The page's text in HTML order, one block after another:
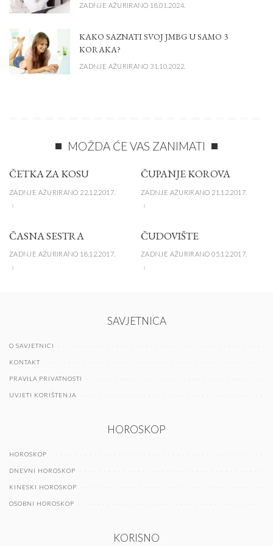
ZADNJE AŽURIRANO 18.01.2024.
KAKO SAZNATI SVOJ JMBG U SAMO 3
KORAKA?
ZADNJE AŽURIRANO 31.10.2022.
MOŽDA ĆE VAS ZANIMATI
ČETKA ZA KOSU
ZADNJE AŽURIRANO 22.12.2017.
ČUPANJE KOROVA
ZADNJE AŽURIRANO 21.12.2017.
ČASNA SESTRA
ZADNJE AŽURIRANO 18.12.2017.
ČUDOVIŠTE
ZADNJE AŽURIRANO 05.12.2017.
SAVJETNICA
O SAVJETNICI
KONTAKT
PRAVILA PRIVATNOSTI
UVJETI KORIŠTENJA
HOROSKOP
HOROSKOP
DNEVNI HOROSKOP
KINESKI HOROSKOP
OSOBNI HOROSKOP
KORISNO